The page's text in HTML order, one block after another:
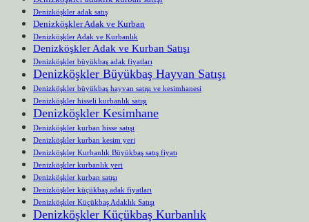
Denizköşkler adak satış
Denizköşkler Adak ve Kurban
Denizköşkler Adak ve Kurbanlık
Denizköşkler Adak ve Kurban Satışı
Denizköşkler büyükbaş adak fiyatları
Denizköşkler Büyükbaş Hayvan Satışı
Denizköşkler büyükbaş hayvan satışı ve kesimhanesi
Denizköşkler hisseli kurbanlık satışı
Denizköşkler Kesimhane
Denizköşkler kurban hisse satışı
Denizköşkler kurban kesim yeri
Denizköşkler Kurbanlık Büyükbaş satış fiyatı
Denizköşkler kurbanlık yeri
Denizköşkler kurban satışı
Denizköşkler küçükbaş adak fiyatları
Denizköşkler Küçükbaş Adaklık Satışı
Denizköşkler Küçükbaş Kurbanlık